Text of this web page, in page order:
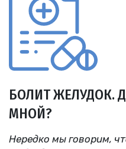
БОЛИТ ЖЕЛУДОК.
МНОЙ?
Нередко мы говорим,